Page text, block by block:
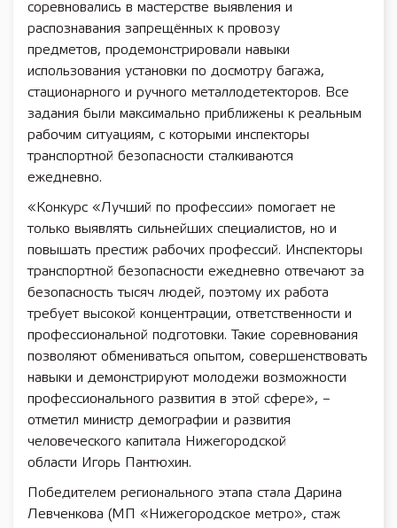
соревновались в мастерстве выявления и
распознавания запрещённых к провозу
предметов, продемонстрировали навыки
использования установки по досмотру багажа,
стационарного и ручного металлодетекторов. Все
задания были максимально приближены к реальным
рабочим ситуациям, с которыми инспекторы
транспортной безопасности сталкиваются
ежедневно.
«Конкурс «Лучший по профессии» помогает не
только выявлять сильнейших специалистов, но и
повышать престиж рабочих профессий. Инспекторы
транспортной безопасности ежедневно отвечают за
безопасность тысяч людей, поэтому их работа
требует высокой концентрации, ответственности и
профессиональной подготовки. Такие соревнования
позволяют обмениваться опытом, совершенствовать
навыки и демонстрируют молодежи возможности
профессионального развития в этой сфере», –
отметил министр демографии и развития
человеческого капитала Нижегородской
области Игорь Пантюхин.
Победителем регионального этапа стала Дарина
Левченкова (МП «Нижегородское метро», стаж